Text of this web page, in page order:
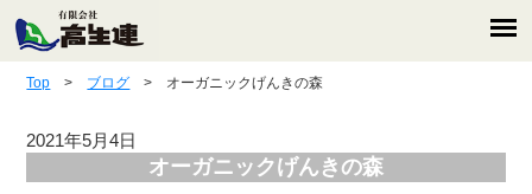
Top > ブログ > オーガニックげんきの森
2021年5月4日
オーガニックげんきの森